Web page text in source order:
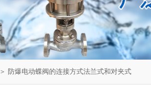
＞ 防爆电动蝶阀的连接方式法兰式和对夹式